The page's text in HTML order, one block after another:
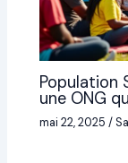
Population
une ONG
mai 22, 2025/